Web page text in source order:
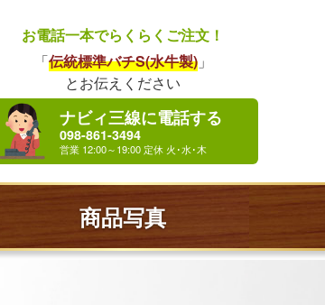
お電話一本でらくらくご注文！
「伝統標準バチS(水牛製)」
とお伝えください
ナビィ三線に電話する
098-861-3494
商品写真